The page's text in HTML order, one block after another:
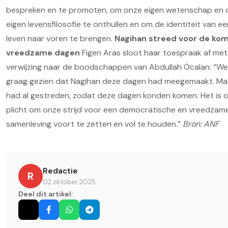
bespreken en te promoten, om onze eigen wetenschap en
eigen levensfilosofie te onthullen en om de identiteit van
leven naar voren te brengen. Nagihan streed voor de
vreedzame dagen Figen Aras sloot haar toespraak af
verwijzing naar de boodschappen van Abdullah Öcalan:
graag gezien dat Nagihan deze dagen had meegemaakt.
had al gestreden, zodat deze dagen konden komen. Het is
plicht om onze strijd voor een democratische en
samenleving voort te zetten en vol te houden.” Bron: ANF
R Redactie
02 oktober 2025
Deel dit artikel: